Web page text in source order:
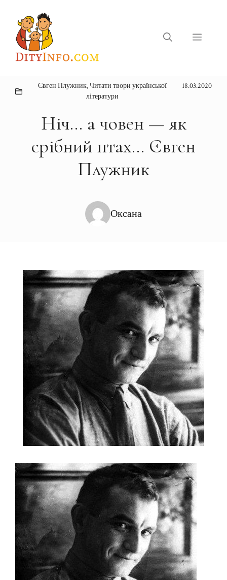
вмісту
Меню
Євген Плужник,Читати твори української
літератури
18.03.2020
Ніч… а човен — як
срібний птах… Євген
Плужник
Оксана